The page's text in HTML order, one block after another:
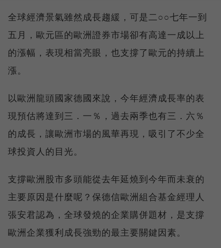
全球經濟景氣雖然成長趨緩，可是二○○七年一到
五月，歐元區的歐洲證券市場卻有高達一成以上
的漲幅，表現相當亮眼，也支撐了歐元的持續上
漲。
以歐洲龍頭國家德國來說，今年經濟成長率的表
現預估將達到三．一％，過去兩季也有三．六％
的成長，讓歐洲市場的風華再現，吸引了不少全
球投資人的目光。
支撐歐洲股市多頭能從去年延燒到今年而未衰的
主要原因是什麼呢？保德信歐洲組合基金經理人
張安君認為，全球發燒的企業購併題材，是支撐
歐洲企業獲利成長強勁的最主要關鍵因素。